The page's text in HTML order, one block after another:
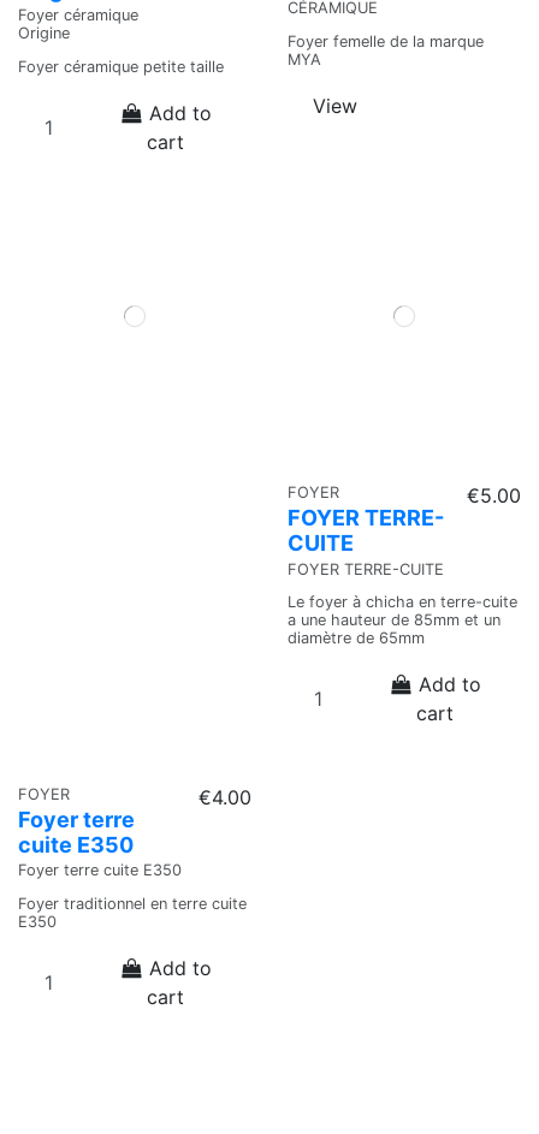
Foyer céramique
Origine
Foyer céramique petite taille
Add to
cart
CÉRAMIQUE
Foyer femelle de la marque
MYA
View
FOYER
Foyer terre
cuite E350
Foyer terre cuite E350
€4.00
Foyer traditionnel en terre cuite
E350
Add to
cart
FOYER
FOYER TERRE-
CUITE
FOYER TERRE-CUITE
€5.00
Le foyer à chicha en terre-cuite
a une hauteur de 85mm et un
diamètre de 65mm
Add to
cart